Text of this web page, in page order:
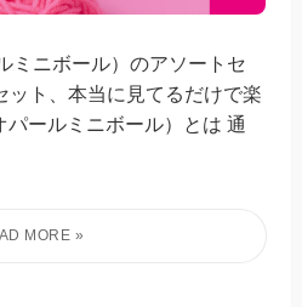
ミニボール）のアソートセ
ット、本当に見てるだけで楽
パールミニボール）とは 通